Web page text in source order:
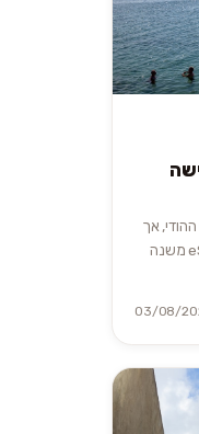
אך
גלישה בו יכולה להיות מעוררת הפתעות. גלו איך eSIM משנה
03/08/